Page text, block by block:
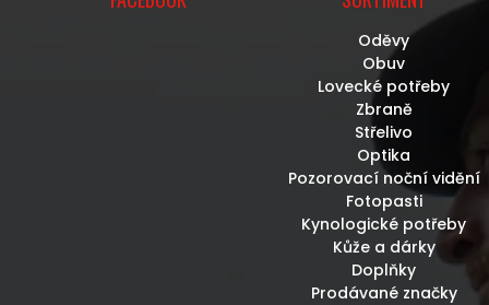
Oděvy
Obuv
Lovecké potřeby
Zbraně
Střelivo
Optika
Pozorovací noční vidění
Fotopasti
Kynologické potřeby
Kůže a dárky
Doplňky
Prodávané značky